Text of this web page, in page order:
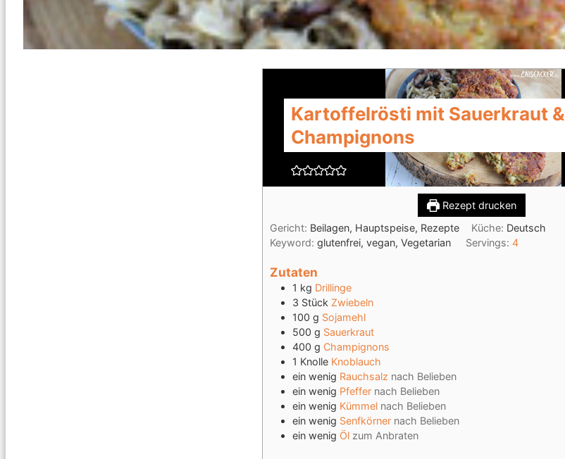
Kartoffelrösti mit Sauerkraut &
Champignons
Rezept drucken
Gericht: Beilagen, Hauptspeise, Rezepte Küche: Deutsch
Keyword: glutenfrei, vegan, Vegetarian Servings:4
Zutaten
1 kg Drillinge
3 Stück Zwiebeln
100 g Sojamehl
500 g Sauerkraut
400 g Champignons
1 Knolle Knoblauch
ein wenig Rauchsalz nach Belieben
ein wenig Pfeffer nach Belieben
ein wenig Kümmel nach Belieben
ein wenig Senfkörner nach Belieben
ein wenig Öl zum Anbraten